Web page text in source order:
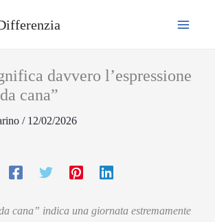
davvero l’espressione
cana”
/ 12/02/2026
cana” indica una giornata estremamente